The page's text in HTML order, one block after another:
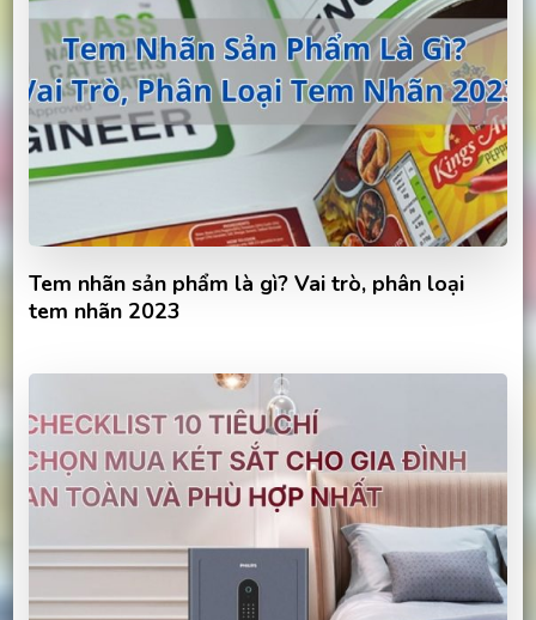
Tem nhãn sản phẩm là gì? Vai trò, phân loại
tem nhãn 2023